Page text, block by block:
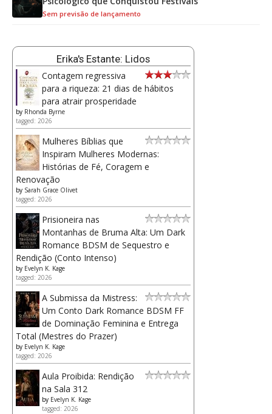
Sem previsão de lançamento
Erika's Estante: Lidos
Contagem regressiva
para a riqueza: 21 dias de hábitos
para atrair prosperidade
by Rhonda Byrne
tagged: 2026
Mulheres Bíblias que
Inspiram Mulheres Modernas:
Histórias de Fé, Coragem e
Renovação
by Sarah Grace Olivet
tagged: 2026
Prisioneira nas
Montanhas de Bruma Alta: Um Dark
Romance BDSM de Sequestro e
Rendição (Conto Intenso)
by Evelyn K. Kage
tagged: 2026
A Submissa da Mistress:
Um Conto Dark Romance BDSM FF
de Dominação Feminina e Entrega
Total (Mestres do Prazer)
by Evelyn K. Kage
tagged: 2026
Aula Proibida: Rendição
na Sala 312
by Evelyn K. Kage
tagged: 2026